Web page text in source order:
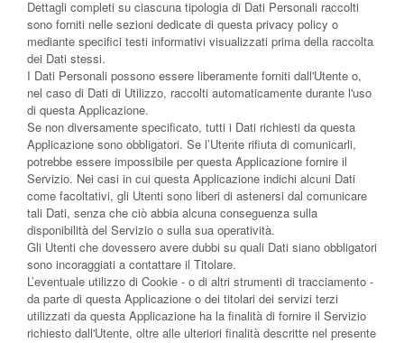
Dettagli completi su ciascuna tipologia di Dati Personali raccolti
sono forniti nelle sezioni dedicate di questa privacy policy o
mediante specifici testi informativi visualizzati prima della raccolta
dei Dati stessi.
I Dati Personali possono essere liberamente forniti dall'Utente o,
nel caso di Dati di Utilizzo, raccolti automaticamente durante l'uso
di questa Applicazione.
Se non diversamente specificato, tutti i Dati richiesti da questa
Applicazione sono obbligatori. Se l’Utente rifiuta di comunicarli,
potrebbe essere impossibile per questa Applicazione fornire il
Servizio. Nei casi in cui questa Applicazione indichi alcuni Dati
come facoltativi, gli Utenti sono liberi di astenersi dal comunicare
tali Dati, senza che ciò abbia alcuna conseguenza sulla
disponibilità del Servizio o sulla sua operatività.
Gli Utenti che dovessero avere dubbi su quali Dati siano obbligatori
sono incoraggiati a contattare il Titolare.
L’eventuale utilizzo di Cookie - o di altri strumenti di tracciamento -
da parte di questa Applicazione o dei titolari dei servizi terzi
utilizzati da questa Applicazione ha la finalità di fornire il Servizio
richiesto dall'Utente, oltre alle ulteriori finalità descritte nel presente